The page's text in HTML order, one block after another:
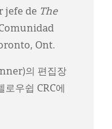
jefe de The
Ont.
의 편집장
우쉽 CRC에